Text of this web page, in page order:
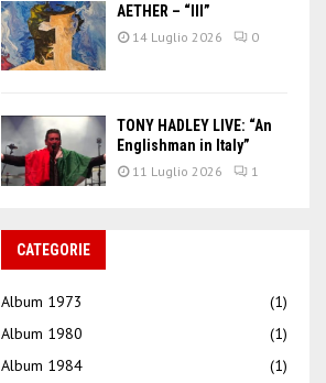
AETHER – “III”
14 Luglio 2026 0
TONY HADLEY LIVE: “An
Englishman in Italy”
11 Luglio 2026 1
CATEGORIE
Album 1973
(1)
Album 1980
(1)
Album 1984
(1)